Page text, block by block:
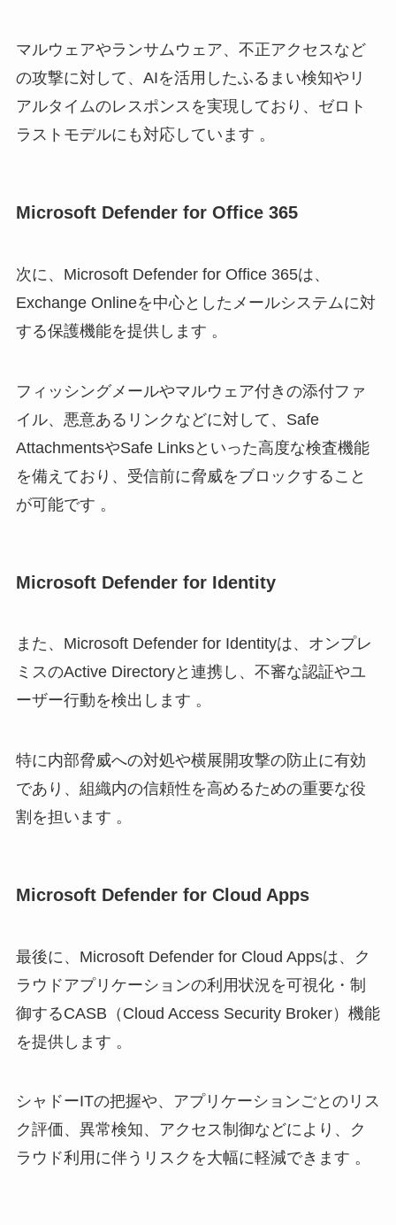
マルウェアやランサムウェア、不正アクセスなど
の攻撃に対して、AIを活用したふるまい検知やリ
アルタイムのレスポンスを実現しており、ゼロト
ラストモデルにも対応しています 。
Microsoft Defender for Office 365
次に、Microsoft Defender for Office 365は、
Exchange Onlineを中心としたメールシステムに対
する保護機能を提供します 。
フィッシングメールやマルウェア付きの添付ファ
イル、悪意あるリンクなどに対して、Safe
AttachmentsやSafe Linksといった高度な検査機能
を備えており、受信前に脅威をブロックすること
が可能です 。
Microsoft Defender for Identity
また、Microsoft Defender for Identityは、オンプレ
ミスのActive Directoryと連携し、不審な認証やユ
ーザー行動を検出します 。
特に内部脅威への対処や横展開攻撃の防止に有効
であり、組織内の信頼性を高めるための重要な役
割を担います 。
Microsoft Defender for Cloud Apps
最後に、Microsoft Defender for Cloud Appsは、ク
ラウドアプリケーションの利用状況を可視化・制
御するCASB（Cloud Access Security Broker）機能
を提供します 。
シャドーITの把握や、アプリケーションごとのリス
ク評価、異常検知、アクセス制御などにより、ク
ラウド利用に伴うリスクを大幅に軽減できます 。